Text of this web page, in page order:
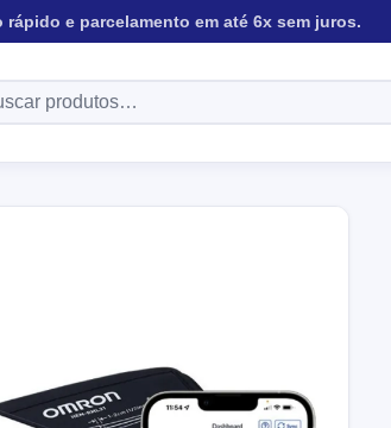
e parcelamento em até 6x sem juros.